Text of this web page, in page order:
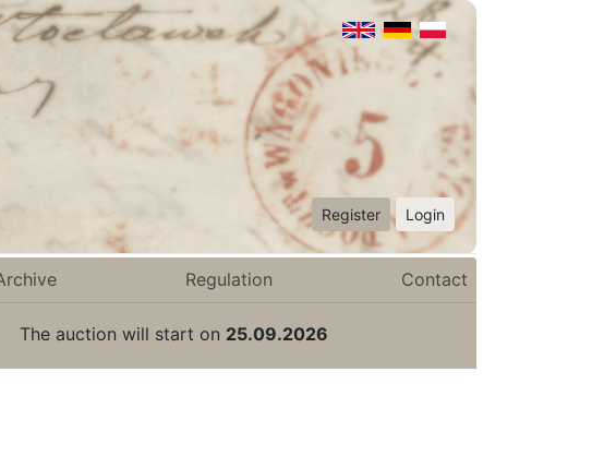
Register Login
Regulation Contact
The auction will start on 25.09.2026